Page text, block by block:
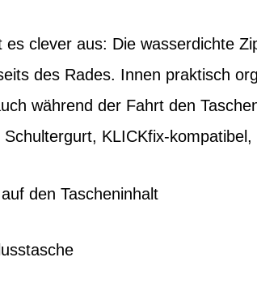
clever aus: Die wasserdichte
des Rades. Innen praktisch
während der Fahrt den
KLICKfix-
den Tascheninhalt